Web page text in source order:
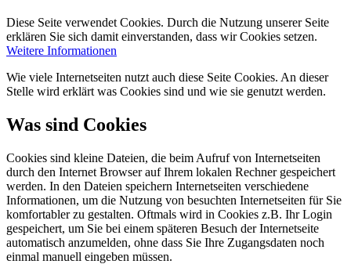
Diese Seite verwendet Cookies. Durch die Nutzung unserer Seite
erklären Sie sich damit einverstanden, dass wir Cookies setzen.
Weitere Informationen
Wie viele Internetseiten nutzt auch diese Seite Cookies. An dieser
Stelle wird erklärt was Cookies sind und wie sie genutzt werden.
Was sind Cookies
Cookies sind kleine Dateien, die beim Aufruf von Internetseiten
durch den Internet Browser auf Ihrem lokalen Rechner gespeichert
werden. In den Dateien speichern Internetseiten verschiedene
Informationen, um die Nutzung von besuchten Internetseiten für Sie
komfortabler zu gestalten. Oftmals wird in Cookies z.B. Ihr Login
gespeichert, um Sie bei einem späteren Besuch der Internetseite
automatisch anzumelden, ohne dass Sie Ihre Zugangsdaten noch
einmal manuell eingeben müssen.